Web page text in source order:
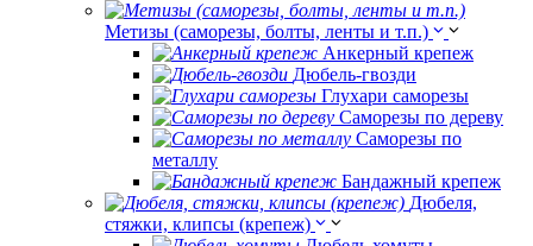
Метизы (саморезы, болты, ленты и т.п.)
Анкерный крепеж
Дюбель-гвозди
Глухари саморезы
Саморезы по дереву
Саморезы по
металлу
Бандажный крепеж
Дюбеля,
стяжки, клипсы (крепеж)